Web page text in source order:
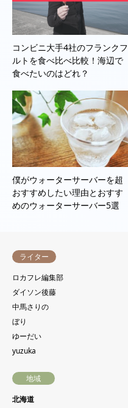
コンビニ大手4社のフランクフ
ルトを食べ比べ比較！海辺で
食べたいのはどれ？
僕がウォーターサーバーを超
おすすめしたい理由とおすす
めのウォーターサーバー5選
ライター
ロカフレ編集部
ダイソン後藤
中馬さりの
ぼり
ゆーだい
yuzuka
地域
北海道